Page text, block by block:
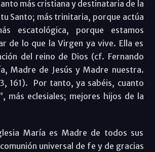
más cristiana y destinataria de la
Santo; más trinitaria, porque actúa
escatológica, porque estamos
de lo que la Virgen ya vive. Ella es
del reino de Dios (cf. Fernando
Madre de Jesús y Madre nuestra.
161). Por tanto, ya sabéis, cuanto
más eclesiales; mejores hijos de la
María es Madre de todos sus
universal de fe y de gracias